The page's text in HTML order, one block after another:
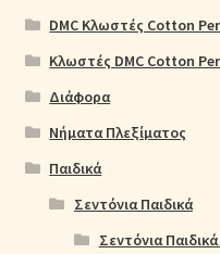
DMC Κλωστές Cotton
Κλωστές DMC Cotton
Διάφορα
Νήματα Πλεξίματος
Παιδικά
Σεντόνια Παιδικά
Σεντόνια